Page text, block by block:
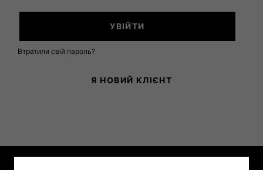
УВІЙТИ
Втратили свій пароль?
Я НОВИЙ КЛІЄНТ